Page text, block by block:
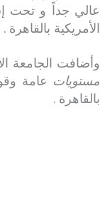
عالي جداً و تحت
الأمريكية بالقاهرة .
وأضافت الجامعة
مستويات عامة
بالقاهرة .